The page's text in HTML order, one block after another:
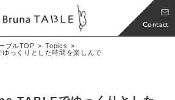
Contact
ブルTOP
Topics
っくりとした時間を楽しんで